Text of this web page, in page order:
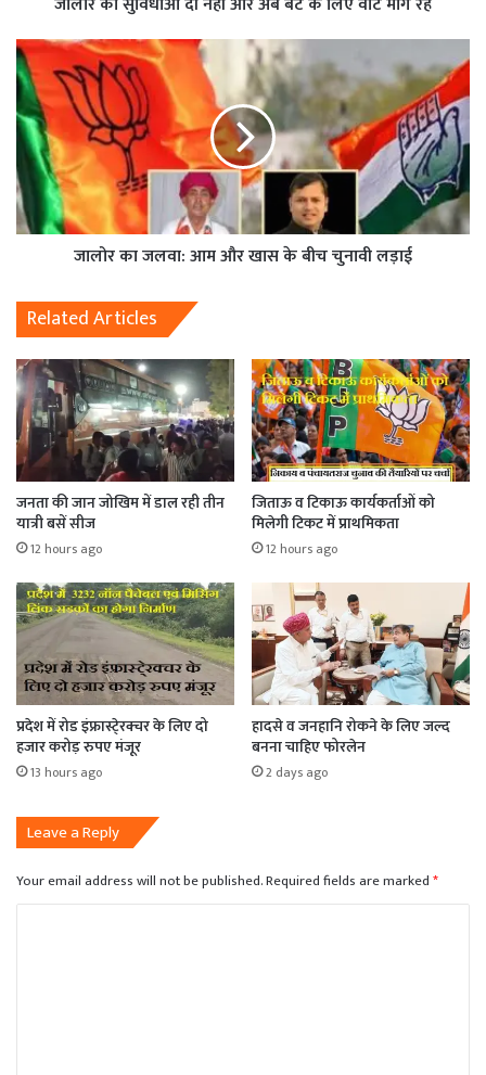
जालोर का जलवा: आम और खास के बीच चुनावी लड़ाई
Related Articles
जनता की जान जोखिम में डाल रही तीन
यात्री बसें सीज
12 hours ago
जिताऊ व टिकाऊ कार्यकर्ताओं को
मिलेगी टिकट में प्राथमिकता
12 hours ago
प्रदेश में रोड इंफ्रास्टे्रक्चर के लिए दो
हजार करोड़ रुपए मंजूर
13 hours ago
हादसे व जनहानि रोकने के लिए जल्द
बनना चाहिए फोरलेन
2 days ago
Leave a Reply
Your email address will not be published.Required fields are marked*